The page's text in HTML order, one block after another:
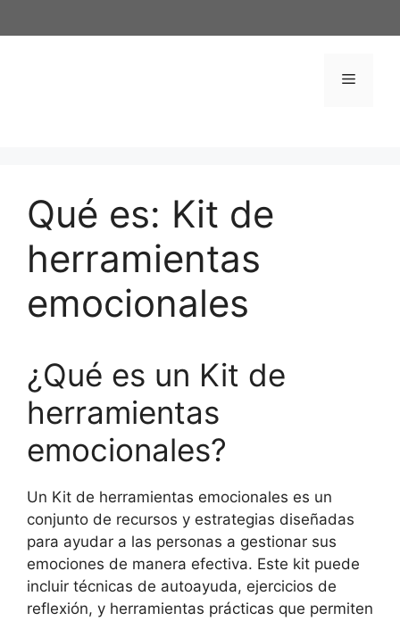
al
Menú
Qué es: Kit de
herramientas
emocionales
¿Qué es un Kit de
herramientas
emocionales?
Un Kit de herramientas emocionales es un
conjunto de recursos y estrategias diseñadas
para ayudar a las personas a gestionar sus
emociones de manera efectiva. Este kit puede
incluir técnicas de autoayuda, ejercicios de
reflexión, y herramientas prácticas que permiten